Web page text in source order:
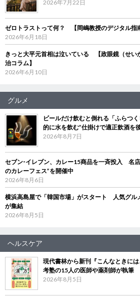
2026年7月22日
ゼロトラストって何？ 【岡嶋教授のデジタル指
2026年6月18日
きっと大平元首相は泣いている 【政眼鏡（せい
治コラム】
2026年6月10日
グルメ
ビールだけ飲むと倒れる「ふらつ
的に水を飲む”仕掛けで適正飲酒を
2026年8月7日
セブン‐イレブン、カレー15商品を一斉投入 名
のカレーフェス”を開催中
2026年8月6日
横浜高島屋で「韓国市場」がスタート 人気グル
が集結
2026年8月5日
ヘルスケア
現代書林から新刊『こんなときに
考塾の15人の医師や薬剤師が執筆
2026年8月5日